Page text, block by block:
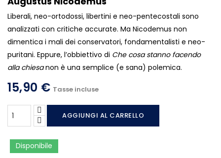
Liberali, neo-ortodossi, libertini e neo-pentecostali sono
analizzati con critiche accurate. Ma Nicodemus non
dimentica i mali dei conservatori, fondamentalisti e neo-
puritani. Eppure, l’obbiettivo di Che cosa stanno facendo
alla chiesanon è una semplice (e sana) polemica.
15,90 € Tasse incluse
AGGIUNGI AL CARRELLO
Disponibile